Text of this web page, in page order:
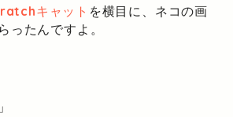
キャット を横目に、ネコの画
ったんですよ。